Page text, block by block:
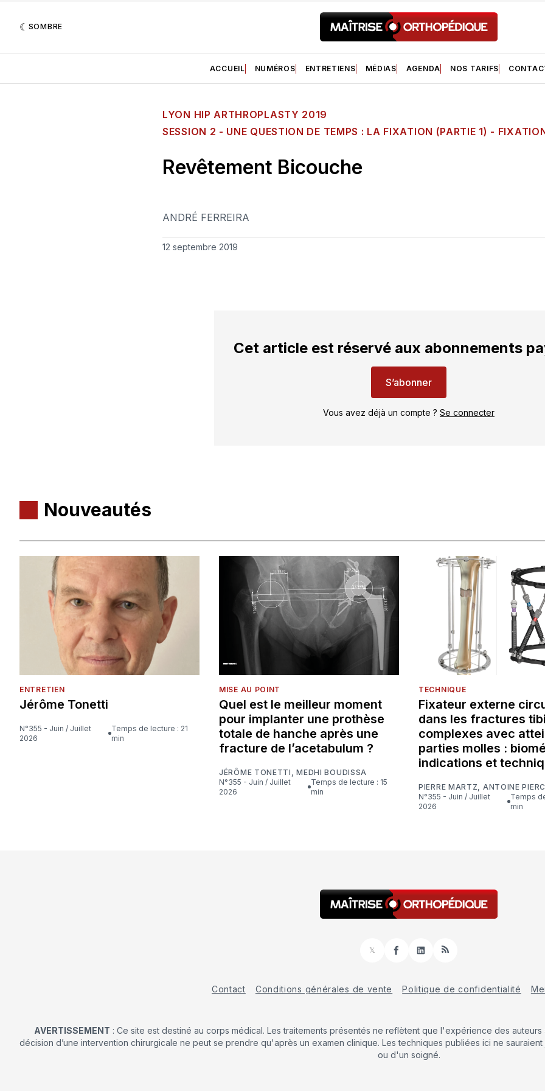
SOMBRE
ACCUEIL NUMÉROS ENTRETIENS MÉDIAS AGENDA NOS TARIFS
LYON HIP ARTHROPLASTY 2019
SESSION 2 - UNE QUESTION DE TEMPS : LA FIXATION (PARTIE 1) -
Revêtement Bicouche
ANDRÉ FERREIRA
12 septembre 2019
Cet article est réservé aux abonnements
S’abonner
Vous avez déjà un compte ? Se connecter
Nouveautés
ENTRETIEN
Jérôme Tonetti
N°355 - Juin / Juillet
2026
Temps de lecture : 21
min
MISE AU POINT
Quel est le meilleur moment
pour implanter une prothèse
totale de hanche après une
fracture de l’acetabulum ?
JÉRÔME TONETTI ,MEDHI BOUDISSA
N°355 - Juin / Juillet
2026
Temps de lecture : 15
min
TECHNIQUE
Fixateur externe
dans les fractures
complexes avec
parties molles :
indications et
PIERRE MARTZ
ANTOINE
N°355 - Juin / Juillet
2026
Temps de lecture : 16
min
𝕏
FacebookLinkedInRSS
Contact Conditions générales de vente Politique de confidentialité
AVERTISSEMENT : Ce site est destiné au corps médical. Les traitements présentés ne reflètent que l'expérience des
décision d’une intervention chirurgicale ne peut se prendre qu'après un examen clinique. Les techniques publiées ici ne
ou d'un soigné.